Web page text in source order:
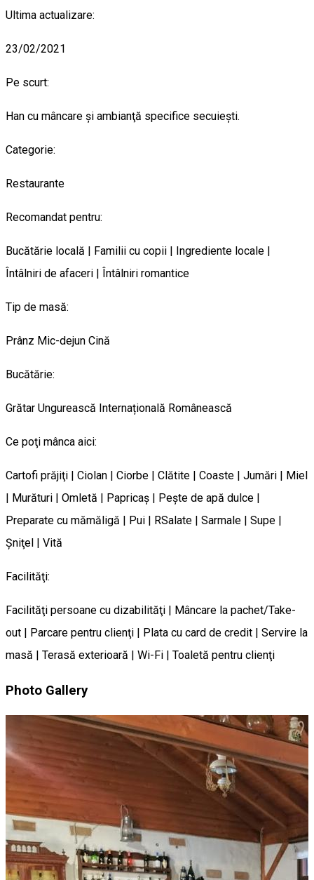
Ultima actualizare:
23/02/2021
Pe scurt:
Han cu mâncare şi ambianţă specifice secuieşti.
Categorie:
Restaurante
Recomandat pentru:
Bucătărie locală | Familii cu copii | Ingrediente locale |
Întâlniri de afaceri | Întâlniri romantice
Tip de masă:
Prânz Mic-dejun Cină
Bucătărie:
Grătar Ungurească Internațională Românească
Ce poţi mânca aici:
Cartofi prăjiţi | Ciolan | Ciorbe | Clătite | Coaste | Jumări | Miel
| Murături | Omletă | Papricaş | Peşte de apă dulce |
Preparate cu mămăligă | Pui | RSalate | Sarmale | Supe |
Şniţel | Vită
Facilităţi:
Facilităţi persoane cu dizabilităţi | Mâncare la pachet/Take-
out | Parcare pentru clienţi | Plata cu card de credit | Servire la
masă | Terasă exterioară | Wi-Fi | Toaletă pentru clienţi
Photo Gallery